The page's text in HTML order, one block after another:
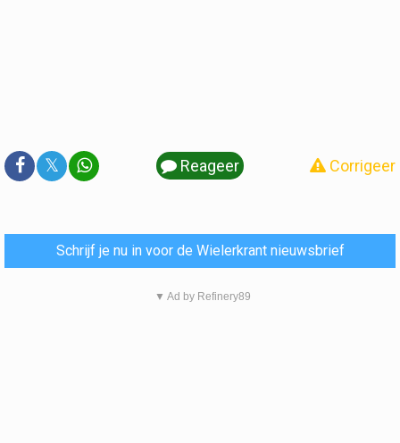
𝕏 Reageer Corrigeer
Schrijf je nu in voor de Wielerkrant nieuwsbrief
▼ Ad by Refinery89